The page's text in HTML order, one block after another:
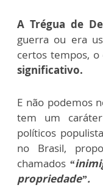
A Trégua de
guerra ou era
certos tempos,
significativo.
E não podemos
tem um
políticos
no Brasil,
chamados
propriedade”.